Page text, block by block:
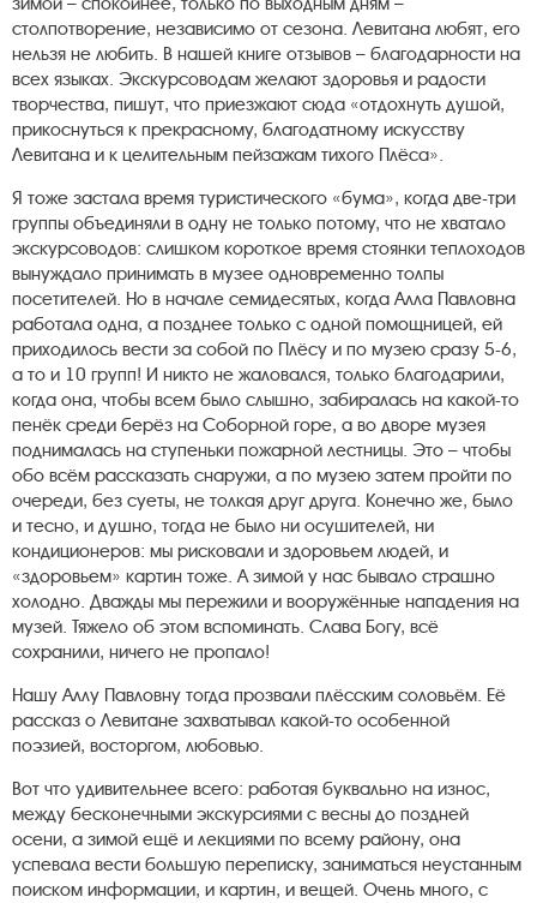
столпотворение, независимо от сезона. Левитана любят, его
нельзя не любить. В нашей книге отзывов – благодарности на
всех языках. Экскурсоводам желают здоровья и радости
творчества, пишут, что приезжают сюда «отдохнуть душой,
прикоснуться к прекрасному, благодатному искусству
Левитана и к целительным пейзажам тихого Плёса».
Я тоже застала время туристического «бума», когда две-три
группы объединяли в одну не только потому, что не хватало
экскурсоводов: слишком короткое время стоянки теплоходов
вынуждало принимать в музее одновременно толпы
посетителей. Но в начале семидесятых, когда Алла Павловна
работала одна, а позднее только с одной помощницей, ей
приходилось вести за собой по Плёсу и по музею сразу 5-6,
а то и 10 групп! И никто не жаловался, только благодарили,
когда она, чтобы всем было слышно, забиралась на какой-то
пенёк среди берёз на Соборной горе, а во дворе музея
поднималась на ступеньки пожарной лестницы. Это – чтобы
обо всём рассказать снаружи, а по музею затем пройти по
очереди, без суеты, не толкая друг друга. Конечно же, было
и тесно, и душно, тогда не было ни осушителей, ни
кондиционеров: мы рисковали и здоровьем людей, и
«здоровьем» картин тоже. А зимой у нас бывало страшно
холодно. Дважды мы пережили и вооружённые нападения на
музей. Тяжело об этом вспоминать. Слава Богу, всё
сохранили, ничего не пропало!
Нашу Аллу Павловну тогда прозвали плёсским соловьём. Её
рассказ о Левитане захватывал какой-то особенной
поэзией, восторгом, любовью.
Вот что удивительнее всего: работая буквально на износ,
между бесконечными экскурсиями с весны до поздней
осени, а зимой ещё и лекциями по всему району, она
успевала вести большую переписку, заниматься неустанным
поиском информации, и картин, и вещей. Очень много, с